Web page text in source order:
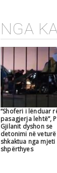
NGA
“Shoferi i lënduar
pasagjerja lehtë”,
Gjilanit dyshon se
detonimi në veturë
shkaktua nga mjeti
shpërthyes